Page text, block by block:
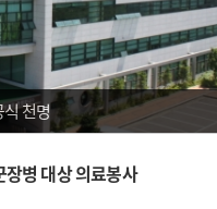
천명
병 대상 의료봉사